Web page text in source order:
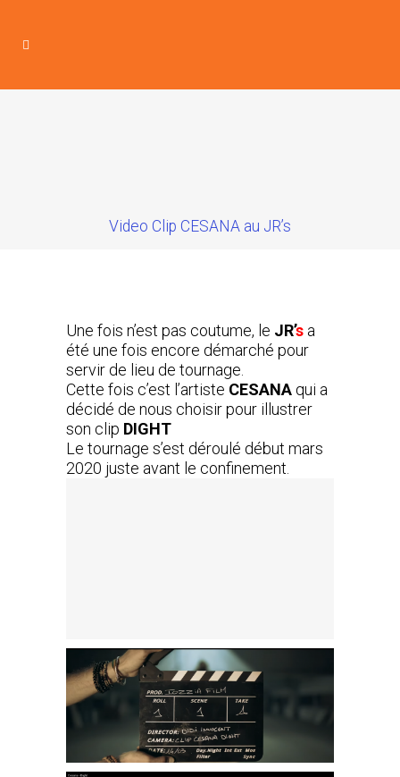
Video Clip CESANA au JR’s
Une fois n’est pas coutume, le JR’s a
été une fois encore démarché pour
servir de lieu de tournage.
Cette fois c’est l’artiste CESANA qui a
décidé de nous choisir pour illustrer
son clip DIGHT
Le tournage s’est déroulé début mars
2020 juste avant le confinement.